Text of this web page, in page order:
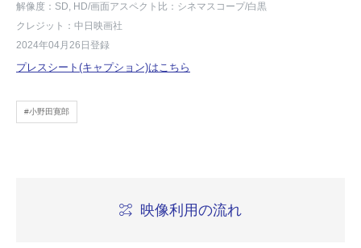
解像度：SD, HD/画面アスペクト比：シネマスコープ/白黒
クレジット：中日映画社
2024年04月26日登録
プレスシート(キャプション)はこちら
#小野田寛郎
映像利用の流れ